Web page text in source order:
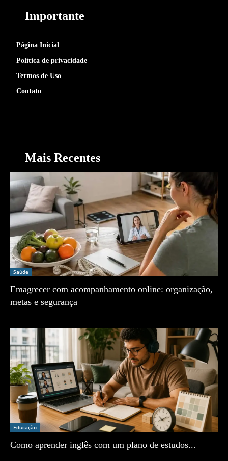
Importante
Página Inicial
Política de privacidade
Termos de Uso
Contato
Mais Recentes
Saúde
Emagrecer com acompanhamento online: organização,
metas e segurança
Educação
Como aprender inglês com um plano de estudos...